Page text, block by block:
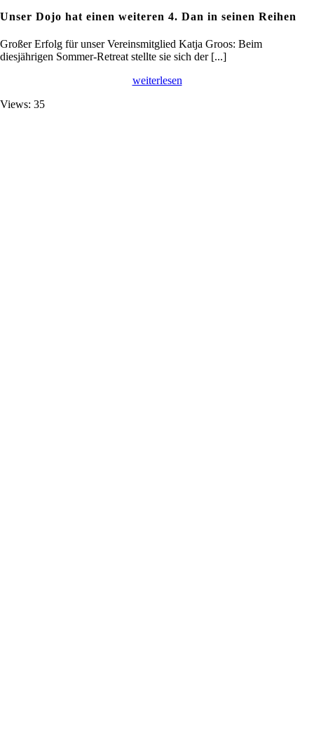
Unser Dojo hat einen weiteren 4. Dan in seinen Reihen
Großer Erfolg für unser Vereinsmitglied Katja Groos: Beim
diesjährigen Sommer-Retreat stellte sie sich der [...]
weiterlesen
Views: 35